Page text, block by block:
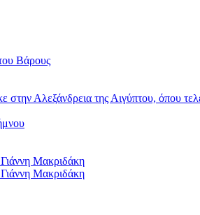
Βάρους
Αλεξάνδρεια της Αιγύπτου, όπου
Μακριδάκη
Μακριδάκη